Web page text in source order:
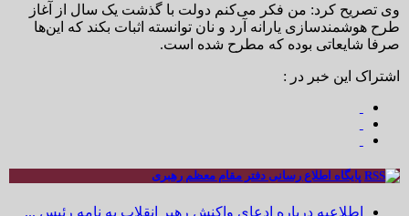
وی تصریح کرد: من فکر می‌کنم دولت با گذشت یک سال از آغاز
طرح هوشمندسازی یارانه آرد و نان توانسته اثبات بکند که این‌ها
صرفا شایعاتی بوده که مطرح شده است.
اشتراک این خبر در :
پایگاه اطلاع رسانی دفتر مقام معظم رهبری
اطلاعیه درباره ادعای واکنش رهبر انقلاب به نامه رئیس ...